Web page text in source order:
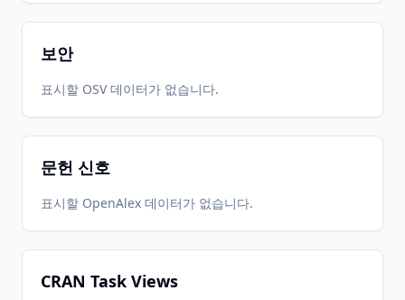
보안
표시할 OSV 데이터가 없습니다.
문헌 신호
표시할 OpenAlex 데이터가 없습니다.
CRAN Task Views